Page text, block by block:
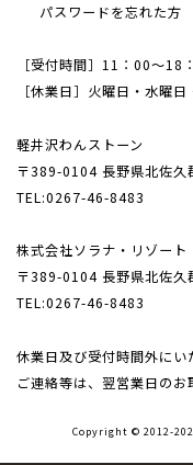
パスワードを忘れた方
［受付時間］11：00～18
［休業日］火曜日・水曜
軽井沢わんストーン
〒389-0104 長野県北佐
TEL:0267-46-8483
株式会社ソラナ・リゾート
〒389-0104 長野県北佐
TEL:0267-46-8483
休業日及び受付時間外にい
ご連絡等は、翌営業日のお
Copyright © 2012-